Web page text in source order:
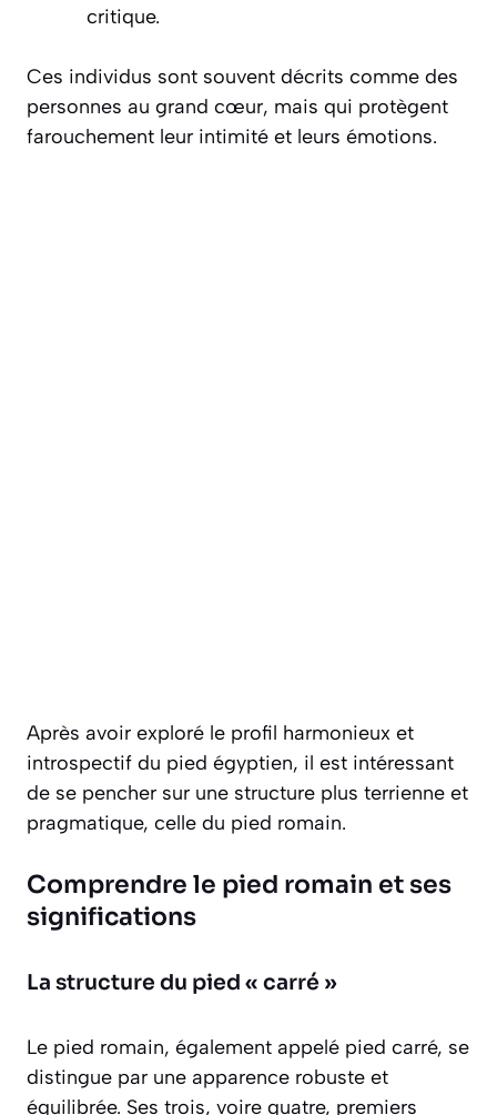
critique.
Ces individus sont souvent décrits comme des
personnes au grand cœur, mais qui protègent
farouchement leur intimité et leurs émotions.
Après avoir exploré le profil harmonieux et
introspectif du pied égyptien, il est intéressant
de se pencher sur une structure plus terrienne et
pragmatique, celle du pied romain.
Comprendre le pied romain et ses
significations
La structure du pied « carré »
Le pied romain, également appelé pied carré, se
distingue par une apparence robuste et
équilibrée. Ses trois, voire quatre, premiers